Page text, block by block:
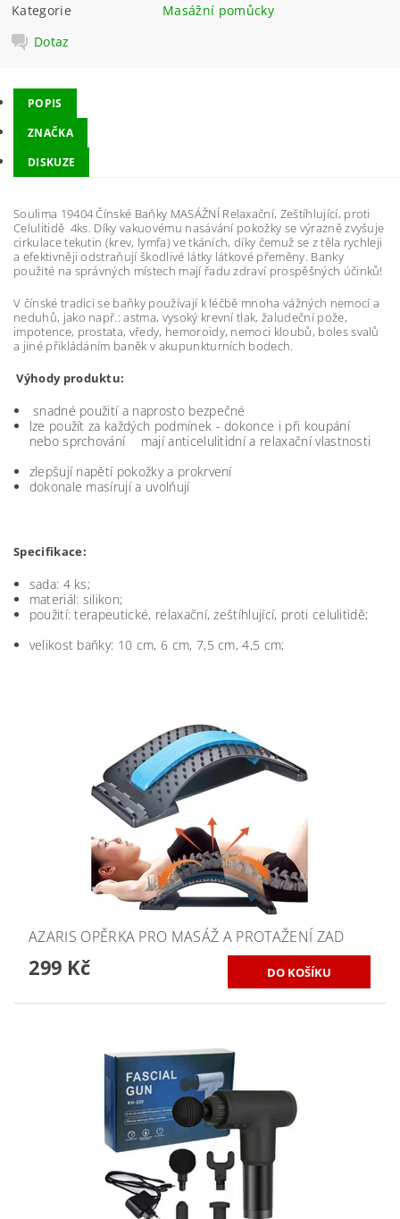
Kategorie
Masážní pomůcky
Dotaz
POPIS
ZNAČKA
DISKUZE
Soulima 19404 Čínské Baňky MASÁŽNÍ Relaxační, Zeštíhlující, proti
Celulitidě 4ks. Díky vakuovému nasávání pokožky se výrazně zvyšuje
cirkulace tekutin (krev, lymfa) ve tkáních, díky čemuž se z těla rychleji
a efektivněji odstraňují škodlivé látky látkové přeměny. Banky
použité na správných místech mají řadu zdraví prospěšných účinků!
V čínské tradici se baňky používají k léčbě mnoha vážných nemocí a
neduhů, jako např.: astma, vysoký krevní tlak, žaludeční pože,
impotence, prostata, vředy, hemoroidy, nemoci kloubů, boles svalů
a jiné přikládáním baněk v akupunkturních bodech.
Výhody produktu:
snadné použití a naprosto bezpečné
lze použít za každých podmínek - dokonce i při koupání
nebo sprchování mají anticelulitidní a relaxační vlastnosti
zlepšují napětí pokožky a prokrvení
dokonale masírují a uvolňují
Specifikace:
sada: 4 ks;
materiál: silikon;
použití: terapeutické, relaxační, zeštíhlující, proti celulitidě;
velikost baňky: 10 cm, 6 cm, 7,5 cm, 4,5 cm;
AZARIS OPĚRKA PRO MASÁŽ A PROTAŽENÍ ZAD
299 Kč